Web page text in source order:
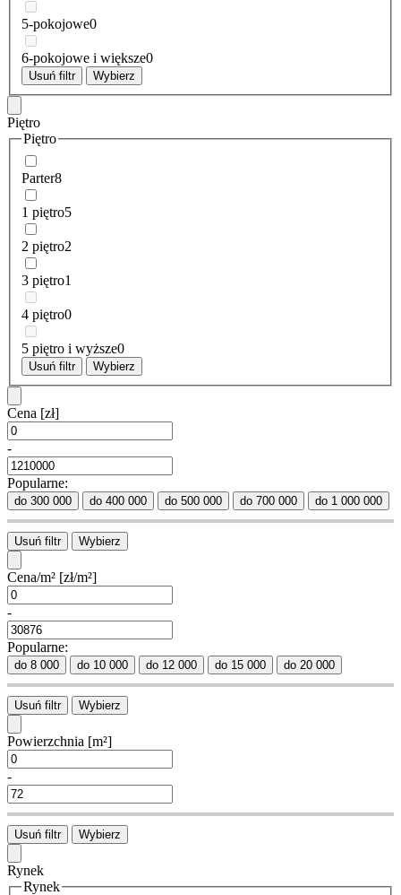
5-pokojowe0
6-pokojowe i większe0
Usuń filtr Wybierz
Piętro
Piętro
Parter8
1 piętro5
2 piętro2
3 piętro1
4 piętro0
5 piętro i wyższe0
Usuń filtr Wybierz
Cena [zł]
-
Popularne:
do 300 000 do 400 000 do 500 000 do 700 000 do 1 000 000
Usuń filtr Wybierz
Cena/m² [zł/m²]
-
Popularne:
do 8 000 do 10 000 do 12 000 do 15 000 do 20 000
Usuń filtr Wybierz
Powierzchnia [m²]
-
Usuń filtr Wybierz
Rynek
Rynek